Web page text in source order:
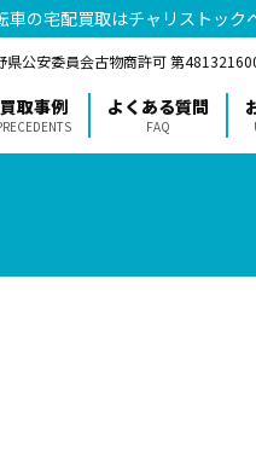
の宅配買取はチャリストック
県公安委員会古物商許可 第
買取事例 よくある質問
FAQ